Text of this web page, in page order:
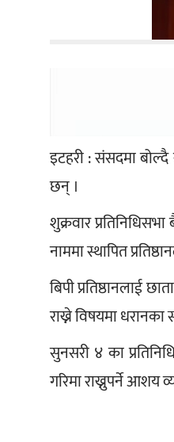
इटहरी : संसदमा बोल्दै
छन् ।
शुक्रवार
नाममा स्थापित
बिपी प्रतिष्ठानलाई
राख्ने विषयमा
सुनसरी ४ का
गरिमा राख्नुपर्ने आशय